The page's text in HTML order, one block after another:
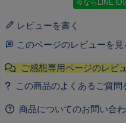
今ならLINE ID
レビューを書く
このページのレビューを見
商品についてのお問い合